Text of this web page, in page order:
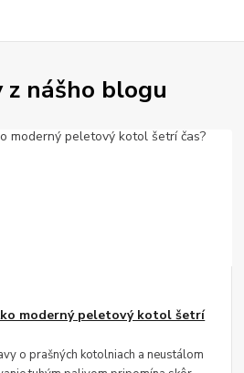
z nášho blogu
moderný peletový kotol šetrí
o prašných kotolniach a neustálom